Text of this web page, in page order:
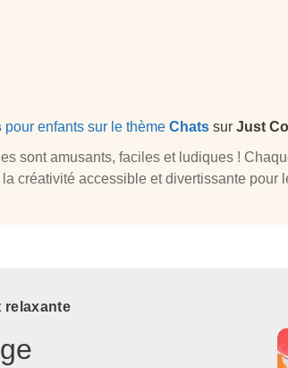
pour enfants sur le thème Chatssur Just
sont amusants, faciles et ludiques !
créativité accessible et divertissante pour
relaxante